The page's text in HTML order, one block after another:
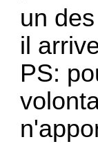
un
il
PS: